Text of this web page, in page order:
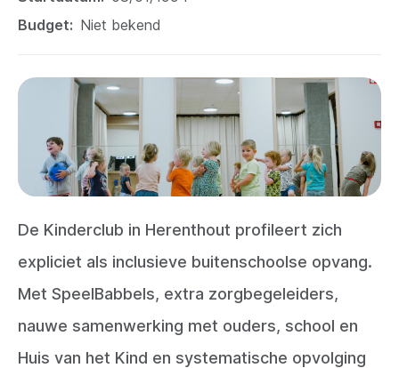
Budget
Niet bekend
De Kinderclub in Herenthout profileert zich
expliciet als inclusieve buitenschoolse opvang.
Met SpeelBabbels, extra zorgbegeleiders,
nauwe samenwerking met ouders, school en
Huis van het Kind en systematische opvolging